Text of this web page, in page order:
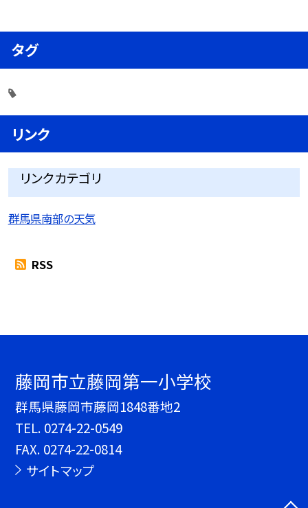
タグ
リンク
リンクカテゴリ
群馬県南部の天気
RSS
藤岡市立藤岡第一小学校
群馬県藤岡市藤岡1848番地2
TEL. 0274-22-0549
FAX. 0274-22-0814
サイトマップ